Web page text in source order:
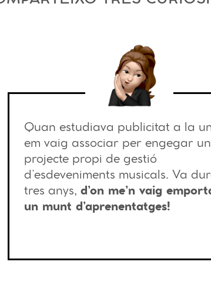
Quan estudiava publicitat a la
em vaig associar per engegar un
projecte propi de gestió
d’esdeveniments musicals. Va
tres anys,d’on me’n vaig
un munt d’aprenentatges!